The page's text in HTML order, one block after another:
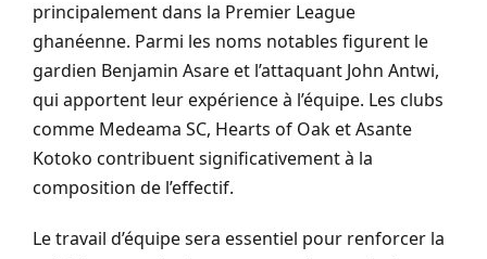
principalement dans la Premier League
ghanéenne. Parmi les noms notables figurent le
gardien Benjamin Asare et l’attaquant John Antwi,
qui apportent leur expérience à l’équipe. Les clubs
comme Medeama SC, Hearts of Oak et Asante
Kotoko contribuent significativement à la
composition de l’effectif.
Le travail d’équipe sera essentiel pour renforcer la